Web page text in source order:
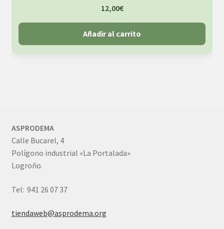
12,00€
Añadir al carrito
ASPRODEMA
Calle Bucarel, 4
Polígono industrial «La Portalada»
Logroño.
Tel: 941 26 07 37
tiendaweb@asprodema.org